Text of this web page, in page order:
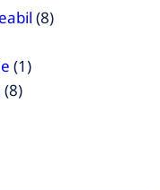
(8)
(1)
(8)